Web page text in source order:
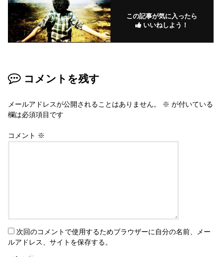
この記事が気に入ったら
いいねしよう！
コメントを残す
メールアドレスが公開されることはありません。 ※ が付いている
欄は必須項目です
コメント ※
次回のコメントで使用するためブラウザーに自分の名前、メー
ルアドレス、サイトを保存する。